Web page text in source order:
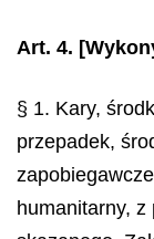
Art. 4.
§ 1. Kary,
przepadek,
humanitarny,